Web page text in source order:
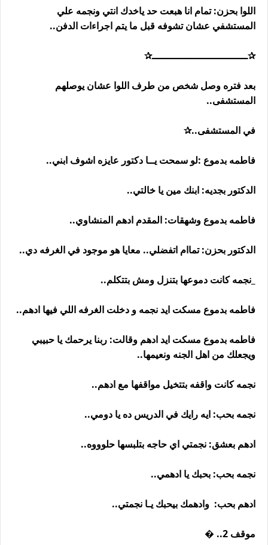
اللوا بحزن: تمام انا هبعت حد ياخدك انتي ونجمه علي
المستشفي عشان تشوفه قبل ما يتم اجراءات الدفن..
✰ــــــــــــــــــــــــــــــــ✰
بعد فتره وصل شخص من طرف اللوا عشان يوصلهم
المستشفى..
في المستشفى..✰
فاطمه بدموع :لو سمحت يــا دكتور عايزه اشوف ابني..
الدكتور بجديه: ابنك مين يا خالتي..
فاطمه بدموع وشهقات: المقدم ادهم المنشاوي..
الدكتور بحزن: تماام اتفضلي.. معايا هو موجود في الغرفه دي..
_نجمه كانت دموعها بتنزل ومش بتتكلم..
فاطمه بدموع مسكت ايد نجمه و دخلت الغرفه اللي فيها ادهم..
فاطمه بدموع مسكت ايد ادهم وقالت: ربنا يرحمك يا حبيبي
ويجعلك من اهل الجنه ونعيمها..
نجمه كانت واقفه بتتخيل مواقفها مع ادهم..
نجمه بحب: ايه رايك في الدريس ده يا دومي..
ادهم بعشق: نجمتي اي حاجه بتلبسها حلوووه..
نجمه بحب: بحبك يا ادهمي..
ادهم بحب: وادهمك بيحبك يـا نجمتي..
موقف 2.. �